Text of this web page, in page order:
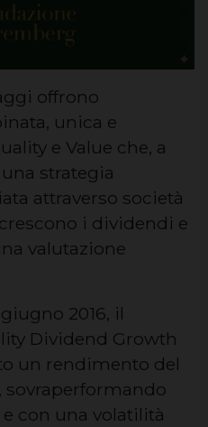
offrono
unica e
e Value che, a
strategia
attraverso società
i dividendi e
valutazione
2016, il
Dividend Growth
un rendimento del
sovraperformando
e con una volatilità